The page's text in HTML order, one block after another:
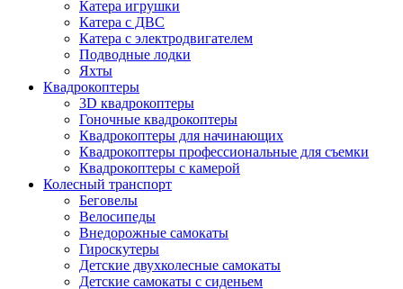
Катера игрушки
Катера с ДВС
Катера с электродвигателем
Подводные лодки
Яхты
Квадрокоптеры
3D квадрокоптеры
Гоночные квадрокоптеры
Квадрокоптеры для начинающих
Квадрокоптеры профессиональные для съемки
Квадрокоптеры с камерой
Колесный транспорт
Беговелы
Велосипеды
Внедорожные самокаты
Гироскутеры
Детские двухколесные самокаты
Детские самокаты с сиденьем